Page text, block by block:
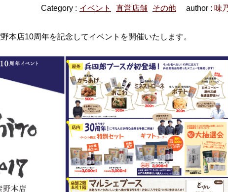
Category : イベント 直営店舗 その他 author : 味
本店10周年を記念してイベントを開催いたします。